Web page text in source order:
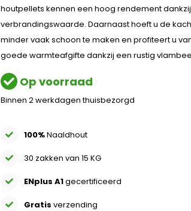
houtpellets kennen een hoog rendement
verbrandingswaarde. Daarnaast hoeft u de
minder vaak schoon te maken en profiteert u
goede warmteafgifte dankzij een rustig
Op voorraad
Binnen 2 werkdagen thuisbezorgd
100%Naaldhout
30 zakken van 15 KG
ENplus A1gecertificeerd
Gratis verzending